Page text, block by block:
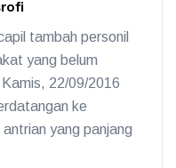
tambah personil
yang belum
22/09/2016
ke
yang panjang